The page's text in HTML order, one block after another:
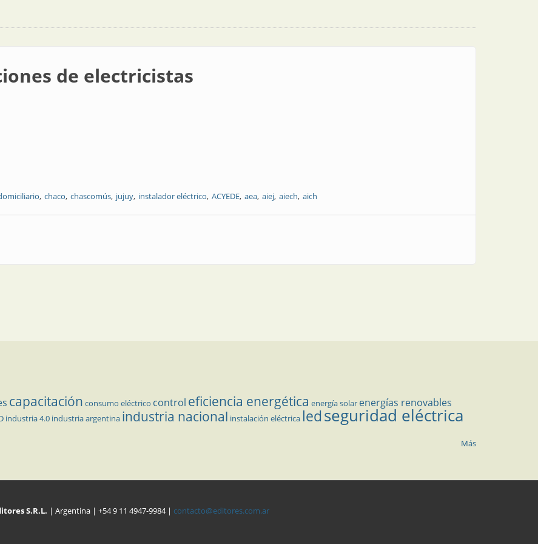
de electricistas
chaco chascomús jujuy instalador eléctrico ACYEDE aea aiej aiech aich
capacitación consumo eléctrico control eficiencia energética energía solar energías renovables
industria 4.0 industria argentina industria nacional instalación eléctrica ledseguridad eléctrica
Más
S.R.L. | Argentina | +54 9 11 4947-9984 | contacto@editores.com.ar